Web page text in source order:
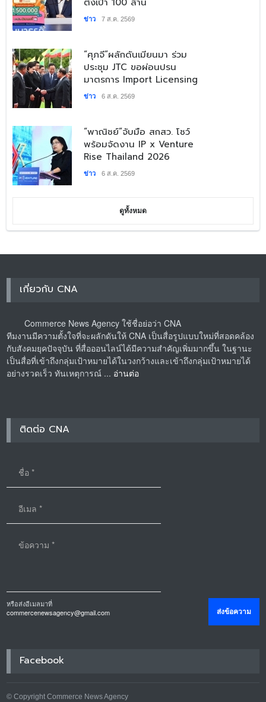
ข่าว 7 ส.ค. 2569
“ศุภจี”ผลักดันเมียนมา ร่วม
ประชุม JTC ขอผ่อนปรน
มาตรการ Import Licensing
ข่าว 6 ส.ค. 2569
​“พาณิชย์”จับมือ สกสว. โชว์
พร้อมจัดงาน IP x Venture
Rise Thailand 2026
ข่าว 6 ส.ค. 2569
ดูทั้งหมด
เกี่ยวกับ CNA
Commerce News Agency ใช้ชื่อย่อว่า CNA
ทีมงานมีความตั้งใจที่จะผลักดันให้ CNA เป็นสื่อรูปแบบใหม่ที่สอดคล้อง
กับสังคมยุคปัจจุบัน ที่สื่อออนไลน์ได้มีความสำคัญเพิ่มมากขึ้น ในฐานะ
เป็นสื่อที่เข้าถึงกลุ่มเป้าหมายได้ในวงกว้างและเข้าถึงกลุ่มเป้าหมายได้
อย่างรวดเร็ว ทันเหตุการณ์ ... อ่านต่อ
ติดต่อ CNA
หรือส่งอีเมลมาที่
commercenewsagency@gmail.com
Facebook
© Copyright Commerce News Agency